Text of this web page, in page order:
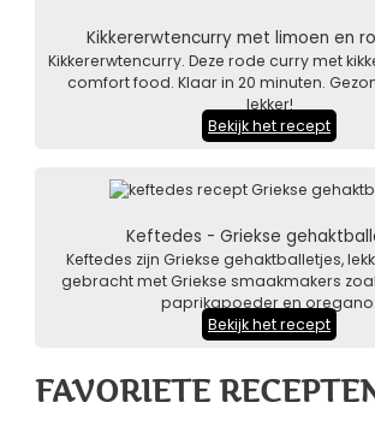
Kikkererwtencurry met limoen en
Kikkererwtencurry. Deze rode curry met
comfort food. Klaar in 20 minuten.
lekker!
Bekijk het recept
Keftedes - Griekse
Keftedes zijn Griekse gehaktballetjes,
gebracht met Griekse smaakmakers
paprikapoeder en oregano.
Bekijk het recept
FAVORIETE